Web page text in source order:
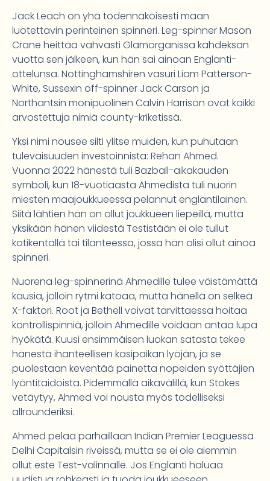
Jack Leach on yhä todennäköisesti maan
luotettavin perinteinen spinneri. Leg-spinner Mason
Crane heittää vahvasti Glamorganissa kahdeksan
vuotta sen jälkeen, kun hän sai ainoan Englanti-
ottelunsa. Nottinghamshiren vasuri Liam Patterson-
White, Sussexin off-spinner Jack Carson ja
Northantsin monipuolinen Calvin Harrison ovat kaikki
arvostettuja nimiä county-kriketissä.
Yksi nimi nousee silti ylitse muiden, kun puhutaan
tulevaisuuden investoinnista: Rehan Ahmed.
Vuonna 2022 hänestä tuli Bazball-aikakauden
symboli, kun 18-vuotiaasta Ahmedista tuli nuorin
miesten maajoukkueessa pelannut englantilainen.
Siitä lähtien hän on ollut joukkueen liepeillä, mutta
yksikään hänen viidestä Testistään ei ole tullut
kotikentällä tai tilanteessa, jossa hän olisi ollut ainoa
spinneri.
Nuorena leg-spinnerinä Ahmedille tulee väistämättä
kausia, jolloin rytmi katoaa, mutta hänellä on selkeä
X-faktori. Root ja Bethell voivat tarvittaessa hoitaa
kontrollispinniä, jolloin Ahmedille voidaan antaa lupa
hyökätä. Kuusi ensimmäisen luokan satasta tekee
hänestä ihanteellisen kasipaikan lyöjän, ja se
puolestaan keventää painetta nopeiden syöttäjien
lyöntitaidoista. Pidemmällä aikavälillä, kun Stokes
vetäytyy, Ahmed voi nousta myös todelliseksi
allrounderiksi.
Ahmed pelaa parhaillaan Indian Premier Leaguessa
Delhi Capitalsin riveissä, mutta se ei ole aiemmin
ollut este Test-valinnalle. Jos Englanti haluaa